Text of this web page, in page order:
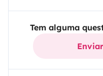
Tem alguma